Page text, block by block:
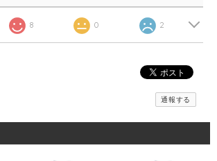
8 0 2
通報する